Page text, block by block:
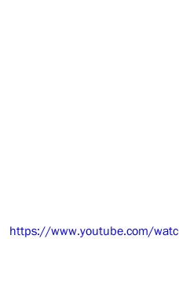
https://www.youtube.com/